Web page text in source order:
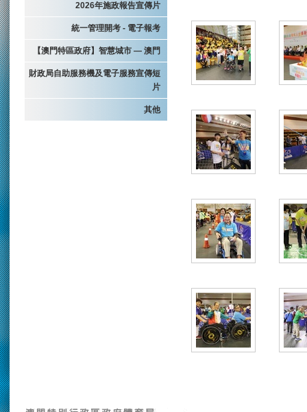
2026年施政報告宣傳片
統一管理開考 - 電子報考
【澳門特區政府】智慧城市 — 澳門
財政局自助服務機及電子服務宣傳短
片
其他